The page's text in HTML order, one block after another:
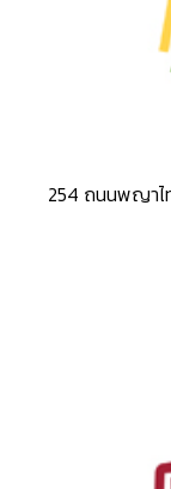
254 ถนนพญาไ